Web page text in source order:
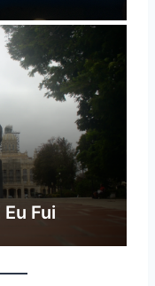
Eu Fui